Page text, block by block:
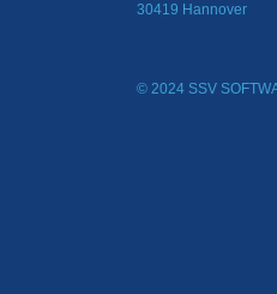
30419 Hannover
© 2024 SSV